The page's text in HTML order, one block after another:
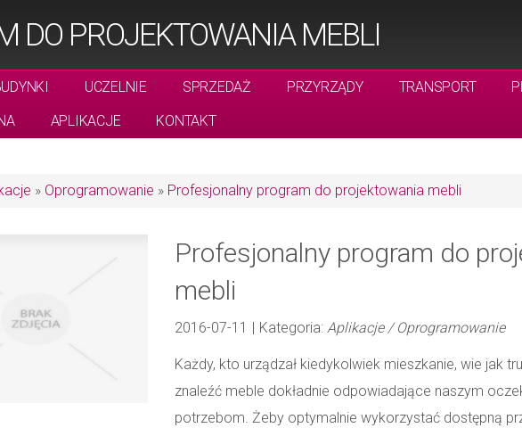
DO PROJEKTOWANIA MEBLI
UCZELNIE SPRZEDAŻ PRZYRZĄDY TRANSPORT
APLIKACJE KONTAKT
» Oprogramowanie » Profesjonalny program do projektowania mebli
Profesjonalny program do
mebli
2016-07-11 | Kategoria: Aplikacje / Oprogramowanie
Każdy, kto urządzał kiedykolwiek mieszkanie, wie jak
znaleźć meble dokładnie odpowiadające naszym
potrzebom. Żeby optymalnie wykorzystać dostępną